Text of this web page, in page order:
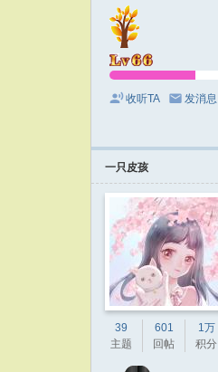
收听TA 发消息
一只皮孩
39
主题
601
回帖
1万
积分